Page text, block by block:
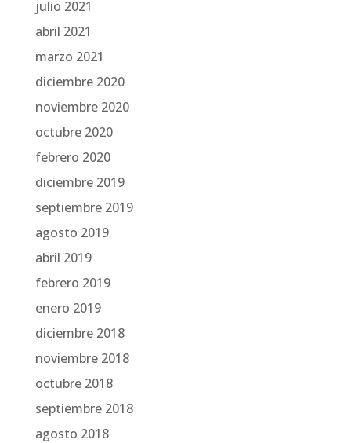
julio 2021
abril 2021
marzo 2021
diciembre 2020
noviembre 2020
octubre 2020
febrero 2020
diciembre 2019
septiembre 2019
agosto 2019
abril 2019
febrero 2019
enero 2019
diciembre 2018
noviembre 2018
octubre 2018
septiembre 2018
agosto 2018